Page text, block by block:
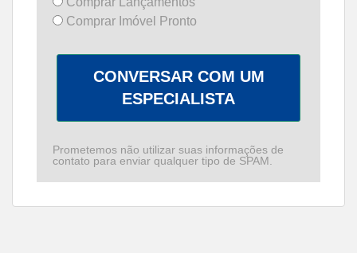
Comprar Imóvel Pronto
CONVERSAR COM UM
ESPECIALISTA
Prometemos não utilizar suas informações de
contato para enviar qualquer tipo de SPAM.